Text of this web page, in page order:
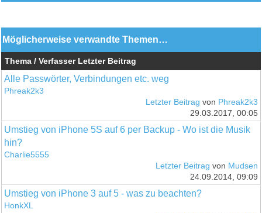
Möglicherweise verwandte Themen…
Thema / Verfasser Letzter Beitrag
Alle Passwörter, Verbindungen etc. weg
Phreak2k3
Letzter Beitrag von Phreak2k3
29.03.2017, 00:05
Umstieg von iPhone 5S auf 6 per Backup - Wo ist die Musik
hin?
Charlie5555
Letzter Beitrag von Mudsen
24.09.2014, 09:09
Umstieg von iPhone 3 auf 5 - was zu beachten?
HonkXL